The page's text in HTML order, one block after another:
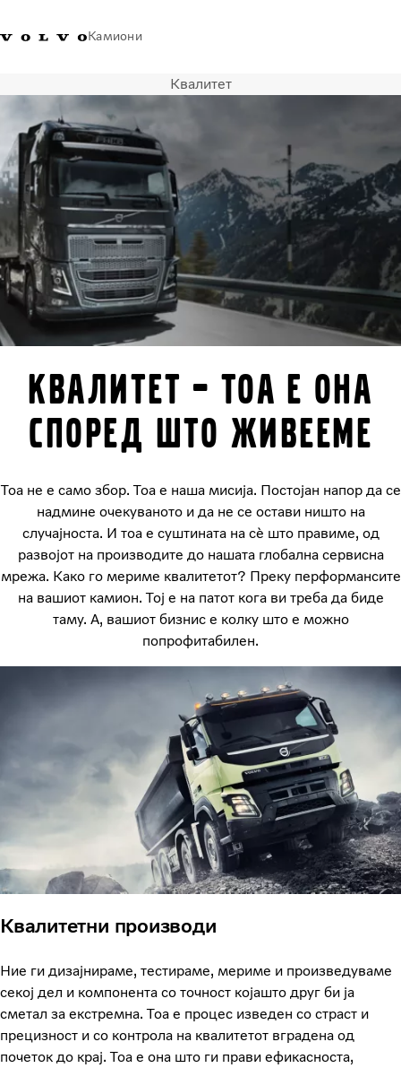
Камиони
Контакти
Продавница за Volvo
Транспортни решенија
Камиони
Кампањи
Услуги
Локатор на дилери
News
За нас
Volvo Truck Builder
Контактирајте нѐ
Квалитет
Квалитет – тоа е она
според што живееме
Тоа не е само збор. Тоа е наша мисија. Постојан напор да се
надмине очекуваното и да не се остави ништо на
случајноста. И тоа е суштината на сè што правиме, од
развојот на производите до нашата глобална сервисна
мрежа. Како го мериме квалитетот? Преку перформансите
на вашиот камион. Тој е на патот кога ви треба да биде
таму. А, вашиот бизнис е колку што е можно
попрофитабилен.
Квалитетни производи
Ние ги дизајнираме, тестираме, мериме и произведуваме
секој дел и компонента со точност којашто друг би ја
сметал за екстремна. Тоа е процес изведен со страст и
прецизност и со контрола на квалитетот вградена од
почеток до крај. Тоа е она што ги прави ефикасноста,